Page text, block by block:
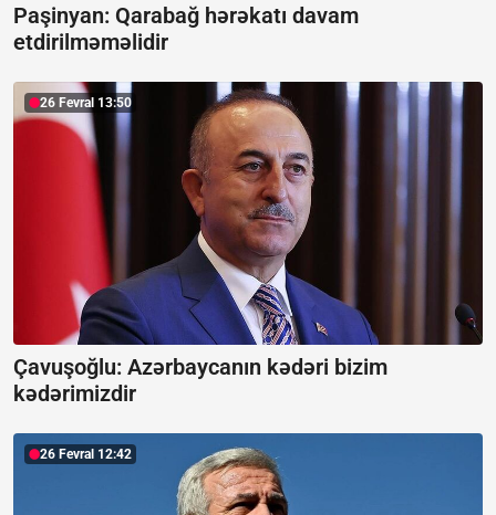
Paşinyan: Qarabağ hərəkatı davam
etdirilməməlidir
26 Fevral 13:50
Çavuşoğlu: Azərbaycanın kədəri bizim
kədərimizdir
26 Fevral 12:42